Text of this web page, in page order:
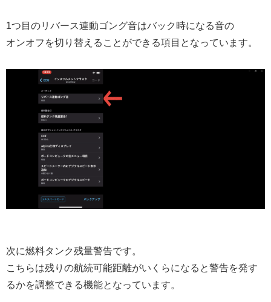
1つ目のリバース連動ゴング音はバック時になる音の
オンオフを切り替えることができる項目となっています。
次に燃料タンク残量警告です。
こちらは残りの航続可能距離がいくらになると警告を発す
るかを調整できる機能となっています。